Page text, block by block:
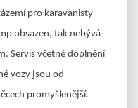
pro karavanisty
obsazen, tak nebývá
Servis včetně doplnění
vozy jsou od
promyšlenější.